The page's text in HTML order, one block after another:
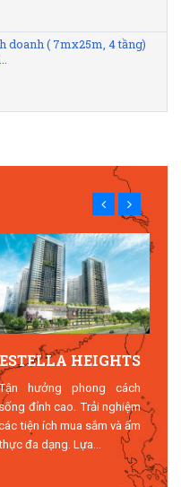
doanh ( 7mx25m, 4 tầng)
ESTELLA HEIGHTS
hưởng phong cách
đỉnh cao. Trải nghiệm
tiện ích mua sắm và ẩm
đa dạng. Lựa...